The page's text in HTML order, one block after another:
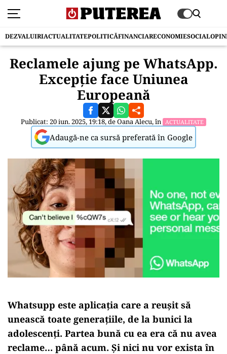
DEZVALUIRIACTUALITATEPOLITICĂFINANCIARECONOMIESOCIAL
Reclamele ajung pe WhatsApp.
Excepție face Uniunea
Europeană
Publicat: 20 iun. 2025, 19:18, deOana Alecu, în ACTUALITATE
Adaugă-ne ca sursă preferată în Google
Whatsupp este aplicația care a reușit să
unească toate generațiile, de la bunici la
adolescenți. Partea bună cu ea era că nu avea
reclame… până acum. Și nici nu vor exista în